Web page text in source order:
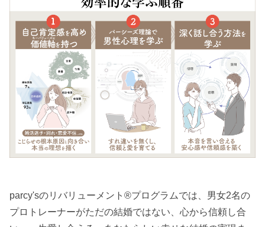
parcy'sのリバリューメント®︎プログラムでは、男女2名の
プロトレーナーがただの結婚ではない、心から信頼し合